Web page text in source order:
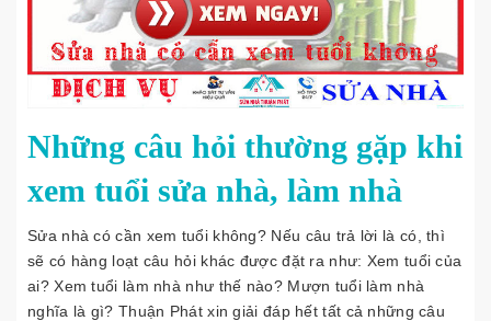
Những câu hỏi thường gặp khi
xem tuổi sửa nhà, làm nhà
Sửa nhà có cần xem tuổi không? Nếu câu trả lời là có, thì
sẽ có hàng loạt câu hỏi khác được đặt ra như: Xem tuổi của
ai? Xem tuổi làm nhà như thế nào? Mượn tuổi làm nhà
nghĩa là gì? Thuận Phát xin giải đáp hết tất cả những câu